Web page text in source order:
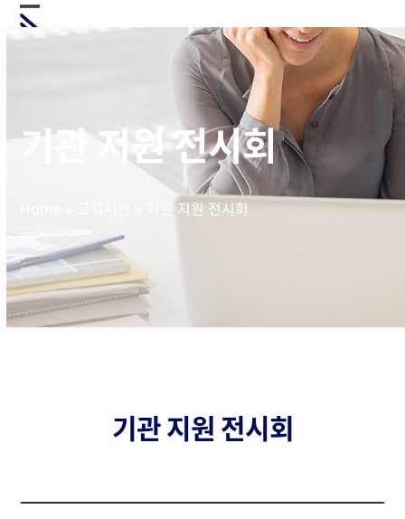
Skip
to Open
Close
기관 지원 전시회
기관 지원 전시회
기관 지원 전시회